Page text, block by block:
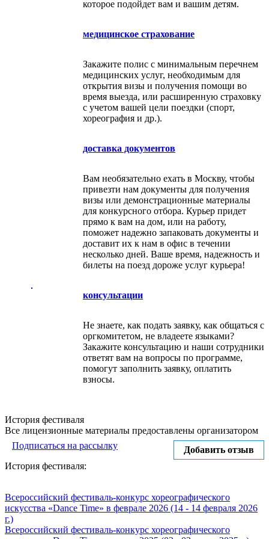
которое подойдет вам и вашим детям.
медицинское страхование
Закажите полис с минимальным перечнем
медицинских услуг, необходимым для
открытия визы и получения помощи во
время выезда, или расширенную страховку
с учетом вашей цели поездки (спорт,
хореография и др.).
доставка документов
Вам необязательно ехать в Москву, чтобы
привезти нам документы для получения
визы или демонстрационные материалы
для конкурсного отбора. Курьер придет
прямо к вам на дом, или на работу,
поможет надежно запаковать документы и
доставит их к нам в офис в течении
несколько дней. Ваше время, надежность и
билеты на поезд дороже услуг курьера!
консультации
Не знаете, как подать заявку, как общаться с
оргкомитетом, не владеете языками?
Закажите консультацию и наши сотрудники
ответят вам на вопросы по программе,
помогут заполнить заявку, оплатить
взносы.
История фестиваля
Все лицензионные материалы предоставлены организатором
Добавить отзыв
Подписаться на рассылку
История фестиваля:
Всероссийский фестиваль-конкурс хореографического
искусства «Dance Time» в феврале 2026 (14 - 14 февраля 2026
г.)
Всероссийский фестиваль-конкурс хореографического